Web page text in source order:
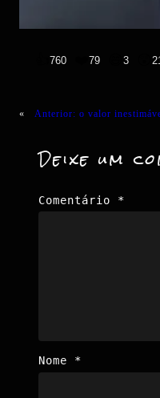
760 79 3
« Anterior: o valor
Deixe um
Comentário *
Nome *